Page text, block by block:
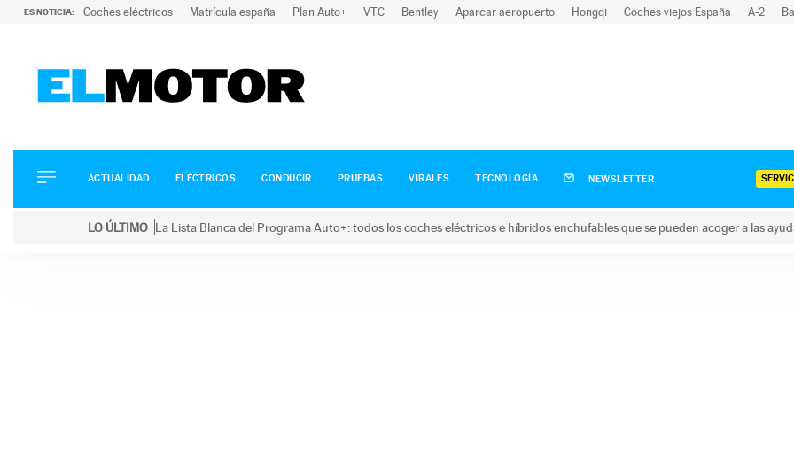
ES NOTICIA: Coches eléctricos Matrícula españa Plan Auto+ VTC Bentley Aparcar aeropuerto Hongqi Coches viejos España A-2
ELÉCTRICOS
CONDUCIR
ACTUALIDAD ELÉCTRICOS CONDUCIR PRUEBAS VIRALES TECNOLOGÍA NEWSLETTER
LO ÚLTIMO La Lista Blanca del Programa Auto+: todos los coches eléctricos e híbridos enchufables que se pueden acoger a las